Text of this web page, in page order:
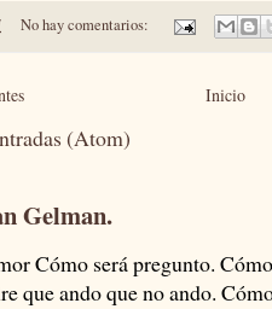
No hay comentarios:
Inicio
(Atom)
Gelman.
Cómo será pregunto.
que ando que no ando.